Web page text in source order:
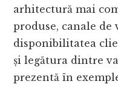
arhitectură mai
produse, canale de
disponibilitatea
și legătura dintre
prezentă în